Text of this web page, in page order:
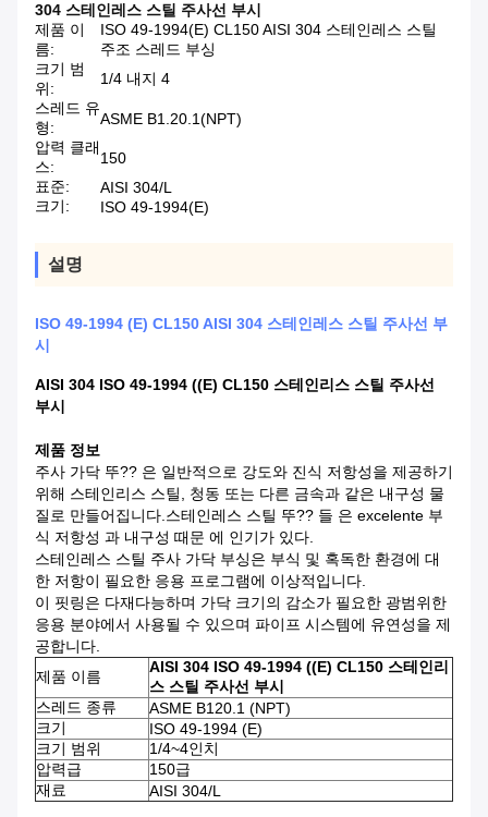
304 스테인레스 스틸 주사선 부시
제품 이
름:
ISO 49-1994(E) CL150 AISI 304 스테인레스 스틸
주조 스레드 부싱
크기 범
위:
1/4 내지 4
스레드 유
형:
ASME B1.20.1(NPT)
압력 클래
스:
150
표준:
AISI 304/L
크기:
ISO 49-1994(E)
설명
ISO 49-1994 (E) CL150 AISI 304 스테인레스 스틸 주사선 부
시
AISI 304 ISO 49-1994 ((E) CL150 스테인리스 스틸 주사선
부시
제품 정보
주사 가닥 뚜?? 은 일반적으로 강도와 진식 저항성을 제공하기
위해 스테인리스 스틸, 청동 또는 다른 금속과 같은 내구성 물
질로 만들어집니다.스테인레스 스틸 뚜?? 들 은 excelente 부
식 저항성 과 내구성 때문 에 인기가 있다.
스테인레스 스틸 주사 가닥 부싱은 부식 및 혹독한 환경에 대
한 저항이 필요한 응용 프로그램에 이상적입니다.
이 핏링은 다재다능하며 가닥 크기의 감소가 필요한 광범위한
응용 분야에서 사용될 수 있으며 파이프 시스템에 유연성을 제
공합니다.
제품 이름
AISI 304 ISO 49-1994 ((E) CL150 스테인리
스 스틸 주사선 부시
스레드 종류
ASME B120.1 (NPT)
크기
ISO 49-1994 (E)
크기 범위
1/4~4인치
압력급
150급
재료
AISI 304/L